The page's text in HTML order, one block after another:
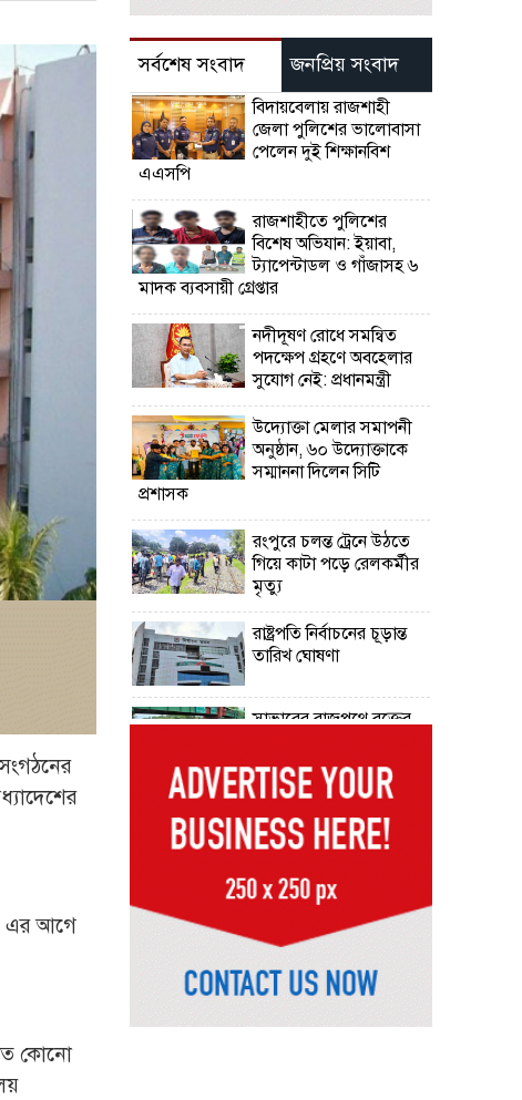
এর আগে
কোনো
সর্বশেষ সংবাদ জনপ্রিয় সংবাদ
বিদায়বেলায় রাজশাহী
জেলা পুলিশের ভালোবাসা
পেলেন দুই শিক্ষানবিশ
এএসপি
রাজশাহীতে পুলিশের
বিশেষ অভিযান: ইয়াবা,
ট্যাপেন্টাডল ও গাঁজাসহ ৬
মাদক ব্যবসায়ী গ্রেপ্তার
নদীদূষণ রোধে সমন্বিত
পদক্ষেপ গ্রহণে অবহেলার
সুযোগ নেই: প্রধানমন্ত্রী
উদ্যোক্তা মেলার সমাপনী
অনুষ্ঠান, ৬০ উদ্যোক্তাকে
সম্মাননা দিলেন সিটি
প্রশাসক
রংপুরে চলন্ত ট্রেনে উঠতে
গিয়ে কাটা পড়ে রেলকর্মীর
মৃত্যু
রাষ্ট্রপতি নির্বাচনের চূড়ান্ত
তারিখ ঘোষণা
সাভারের রাজপথে রক্তের
আগস্ট
হাইকমিশনের সতর্কতা
জারি
দুর্নীতিমুক্ত প্রশাসন গড়াই
সরকারের মূল লক্ষ্য :
ভূমিমন্ত্রী
নেসকো কেন, কোনো কিছুই
রাজশাহী থেকে যাবে না: